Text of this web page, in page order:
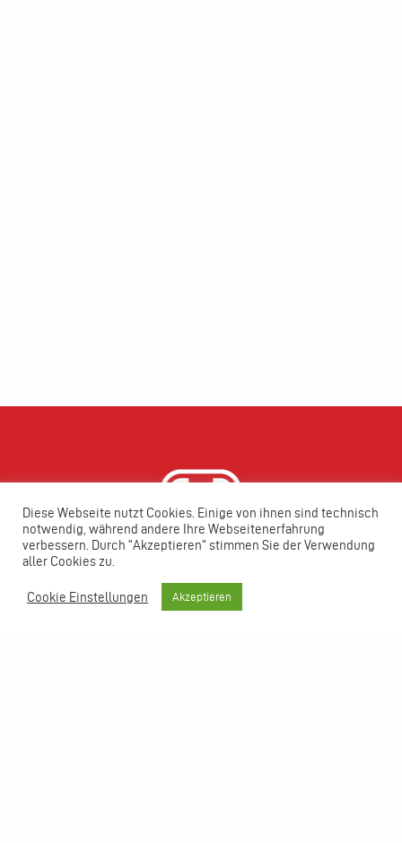
ENERGIE IST ZU WERTVOLL,
Diese Webseite nutzt Cookies. Einige von ihnen sind technisch
notwendig, während andere Ihre Webseitenerfahrung
verbessern. Durch "Akzeptieren" stimmen Sie der Verwendung
aller Cookies zu.
Cookie Einstellungen Akzeptieren